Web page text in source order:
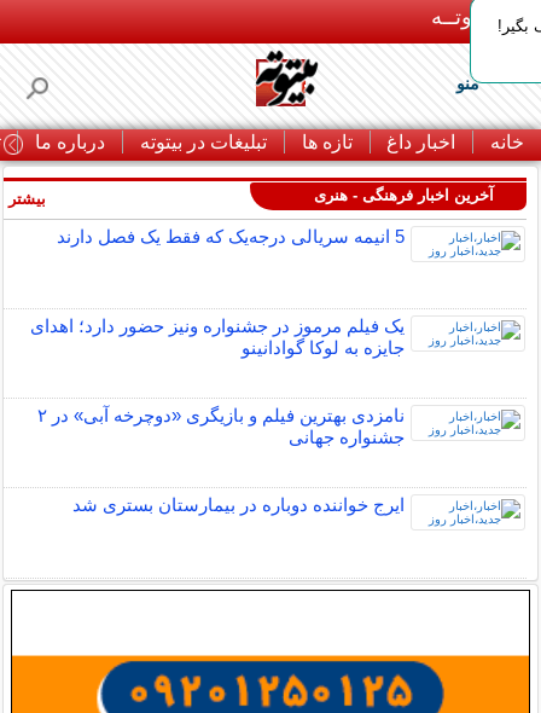
بـیتوتــه
منو
خانه اخبار داغ تازه ها تبلیغات در بیتوته درباره ما
آخرین اخبار فرهنگی - هنری
5 انیمه سریالی درجه‌یک که فقط یک فصل دارند
یک فیلم مرموز در جشنواره ونیز حضور دارد؛ اهدای
جایزه به لوکا گوادانینو
نامزدی بهترین فیلم و بازیگری «دوچرخه آبی» در ۲
جشنواره جهانی
ایرج خواننده دوباره در بیمارستان بستری شد
بیشتر